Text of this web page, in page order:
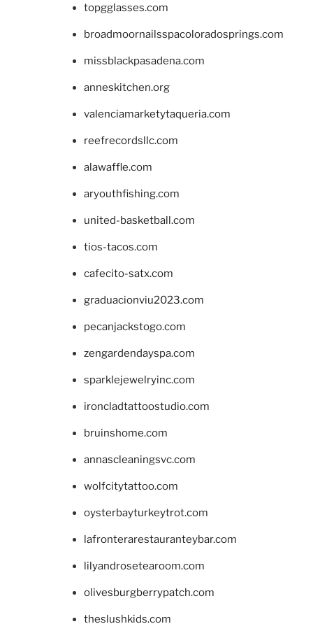
topgglasses.com
broadmoornailsspacoloradosprings.com
missblackpasadena.com
anneskitchen.org
valenciamarketytaqueria.com
reefrecordsllc.com
alawaffle.com
aryouthfishing.com
united-basketball.com
tios-tacos.com
cafecito-satx.com
graduacionviu2023.com
pecanjackstogo.com
zengardendayspa.com
sparklejewelryinc.com
ironcladtattoostudio.com
bruinshome.com
annascleaningsvc.com
wolfcitytattoo.com
oysterbayturkeytrot.com
lafronterarestauranteybar.com
lilyandrosetearoom.com
olivesburgberrypatch.com
theslushkids.com